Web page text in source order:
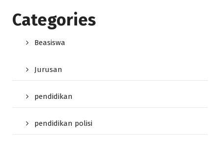
Categories
Beasiswa
Jurusan
pendidikan
pendidikan polisi